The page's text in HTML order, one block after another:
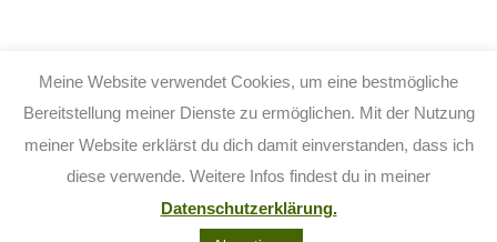
Meine Website verwendet Cookies, um eine bestmögliche
Bereitstellung meiner Dienste zu ermöglichen. Mit der Nutzung
meiner Website erklärst du dich damit einverstanden, dass ich
diese verwende. Weitere Infos findest du in meiner
Datenschutzerklärung.